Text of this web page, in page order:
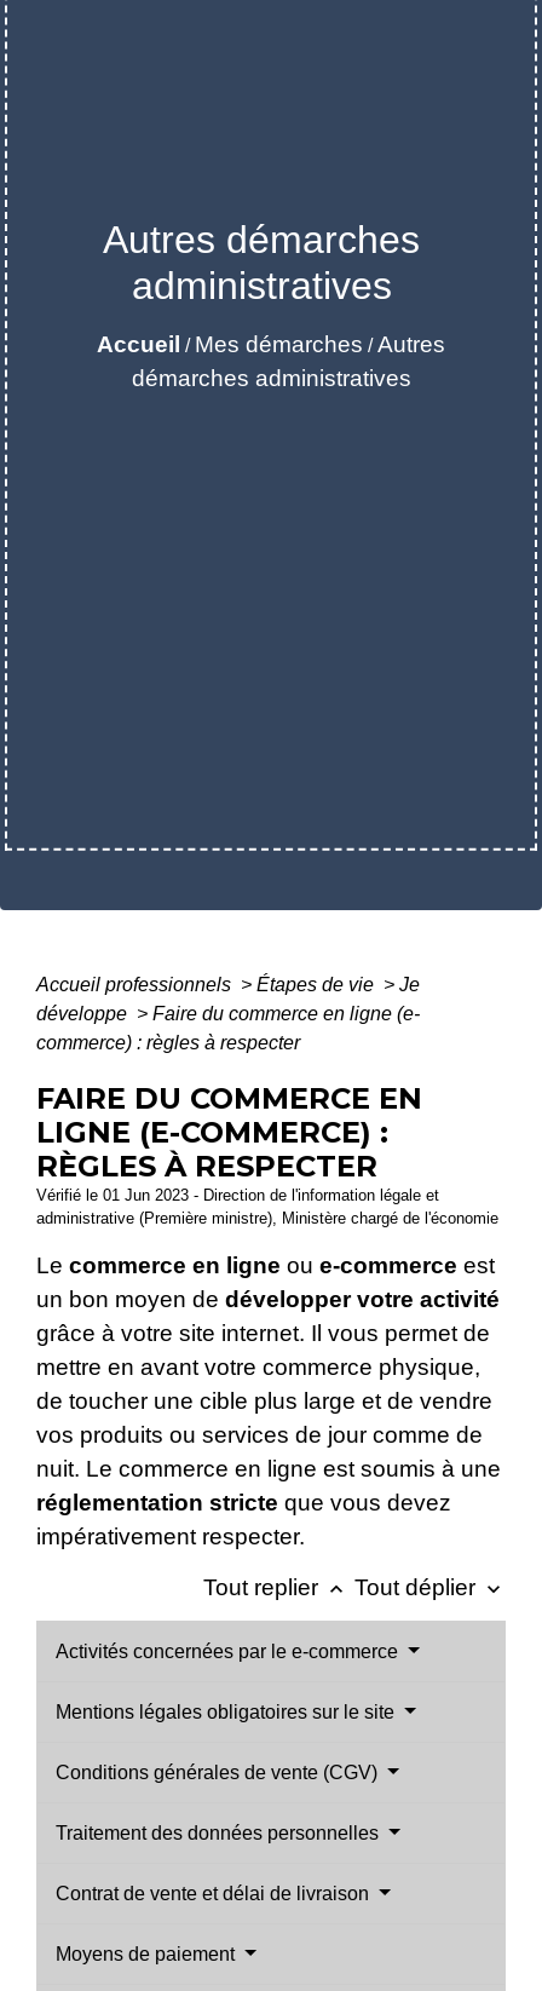
Autres démarches
administratives
Accueil / Mes démarches /Autres
démarches administratives
Accueil professionnels > Étapes de vie > Je
développe > Faire du commerce en ligne (e-
commerce) : règles à respecter
FAIRE DU COMMERCE EN
LIGNE (E-COMMERCE) :
RÈGLES À RESPECTER
Vérifié le 01 Jun 2023 - Direction de l'information légale et
administrative (Première ministre), Ministère chargé de l'économie
Le commerce en ligne ou e-commerce est
un bon moyen de développer votre activité
grâce à votre site internet. Il vous permet de
mettre en avant votre commerce physique,
de toucher une cible plus large et de vendre
vos produits ou services de jour comme de
nuit. Le commerce en ligne est soumis à une
réglementation stricte que vous devez
impérativement respecter.
Tout replier keyboard_arrow_up Tout déplier keyboard_arrow_down
Activités concernées par le e-commerce
Mentions légales obligatoires sur le site
Conditions générales de vente (CGV)
Traitement des données personnelles
Contrat de vente et délai de livraison
Moyens de paiement